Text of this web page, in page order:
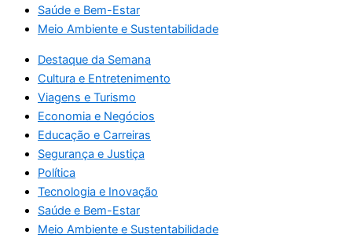
Saúde e Bem-Estar
Meio Ambiente e Sustentabilidade
Destaque da Semana
Cultura e Entretenimento
Viagens e Turismo
Economia e Negócios
Educação e Carreiras
Segurança e Justiça
Política
Tecnologia e Inovação
Saúde e Bem-Estar
Meio Ambiente e Sustentabilidade